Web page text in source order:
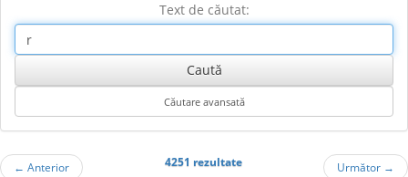
Text de căutat:
← Anterior 4251 rezultate Următor →